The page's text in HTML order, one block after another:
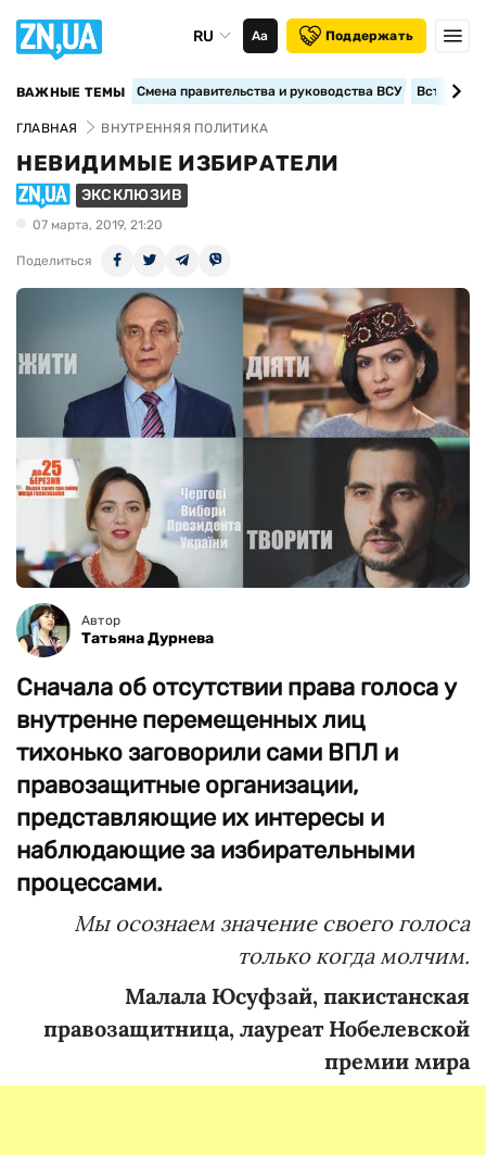
RU Аа Поддержать
ВАЖНЫЕ ТЕМЫ Смена правительства и руководства ВСУ
ГЛАВНАЯ ВНУТРЕННЯЯ ПОЛИТИКА
НЕВИДИМЫЕ ИЗБИРАТЕЛИ
ЭКСКЛЮЗИВ
07 марта, 2019, 21:20
Поделиться
Автор
Татьяна Дурнева
Сначала об отсутствии права голоса у
внутренне перемещенных лиц
тихонько заговорили сами ВПЛ и
правозащитные организации,
представляющие их интересы и
наблюдающие за избирательными
процессами.
Мы осознаем значение своего голоса
только когда молчим.
Малала Юсуфзай, пакистанская
правозащитница, лауреат Нобелевской
премии мира